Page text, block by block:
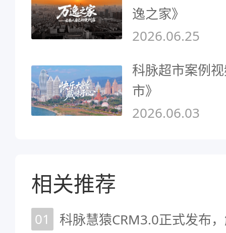
逸之家》
2026.06.25
科脉超市案例
市》
2026.06.03
相关推荐
01